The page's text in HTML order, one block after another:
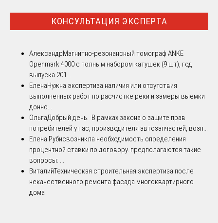
КОНСУЛЬТАЦИЯ ЭКСПЕРТА
АлександрМагнитно-резонансный томограф ANKE
Openmark 4000 с полным набором катушек (9 шт), год
выпуска 201...
ЕленаНужна экспертиза наличия или отсутствия
выполненных работ по расчистке реки и замеры выемки
донно...
ОльгаДобрый день. В рамках закона о защите прав
потребителей у нас, производителя автозапчастей, возн...
Елена Рубисвозникла необходимость определения
процентной ставки по договору. предполагаются такие
вопросы: ...
ВиталийТехническая строительная экспертиза после
некачественного ремонта фасада многоквартирного
дома